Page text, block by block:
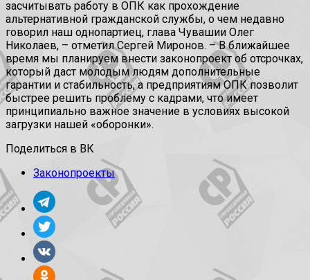
засчитывать работу в ОПК как прохождение
альтернативной гражданской службы, о чем недавно
говорил наш однопартиец, глава Чувашии Олег
Николаев, – отметил Сергей Миронов. – В ближайшее
время мы планируем внести законопроект об отсрочках,
который даст молодым людям дополнительные
гарантии и стабильность, а предприятиям ОПК позволит
быстрее решить проблему с кадрами, что имеет
принципиально важное значение в условиях высокой
загрузки нашей «оборонки».
Поделиться в ВК
Законопроекты